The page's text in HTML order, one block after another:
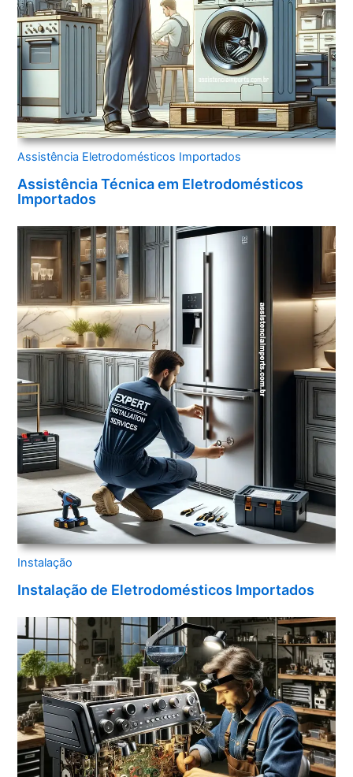
Assistência Eletrodomésticos Importados
Assistência Técnica em Eletrodomésticos
Importados
Instalação
Instalação de Eletrodomésticos Importados